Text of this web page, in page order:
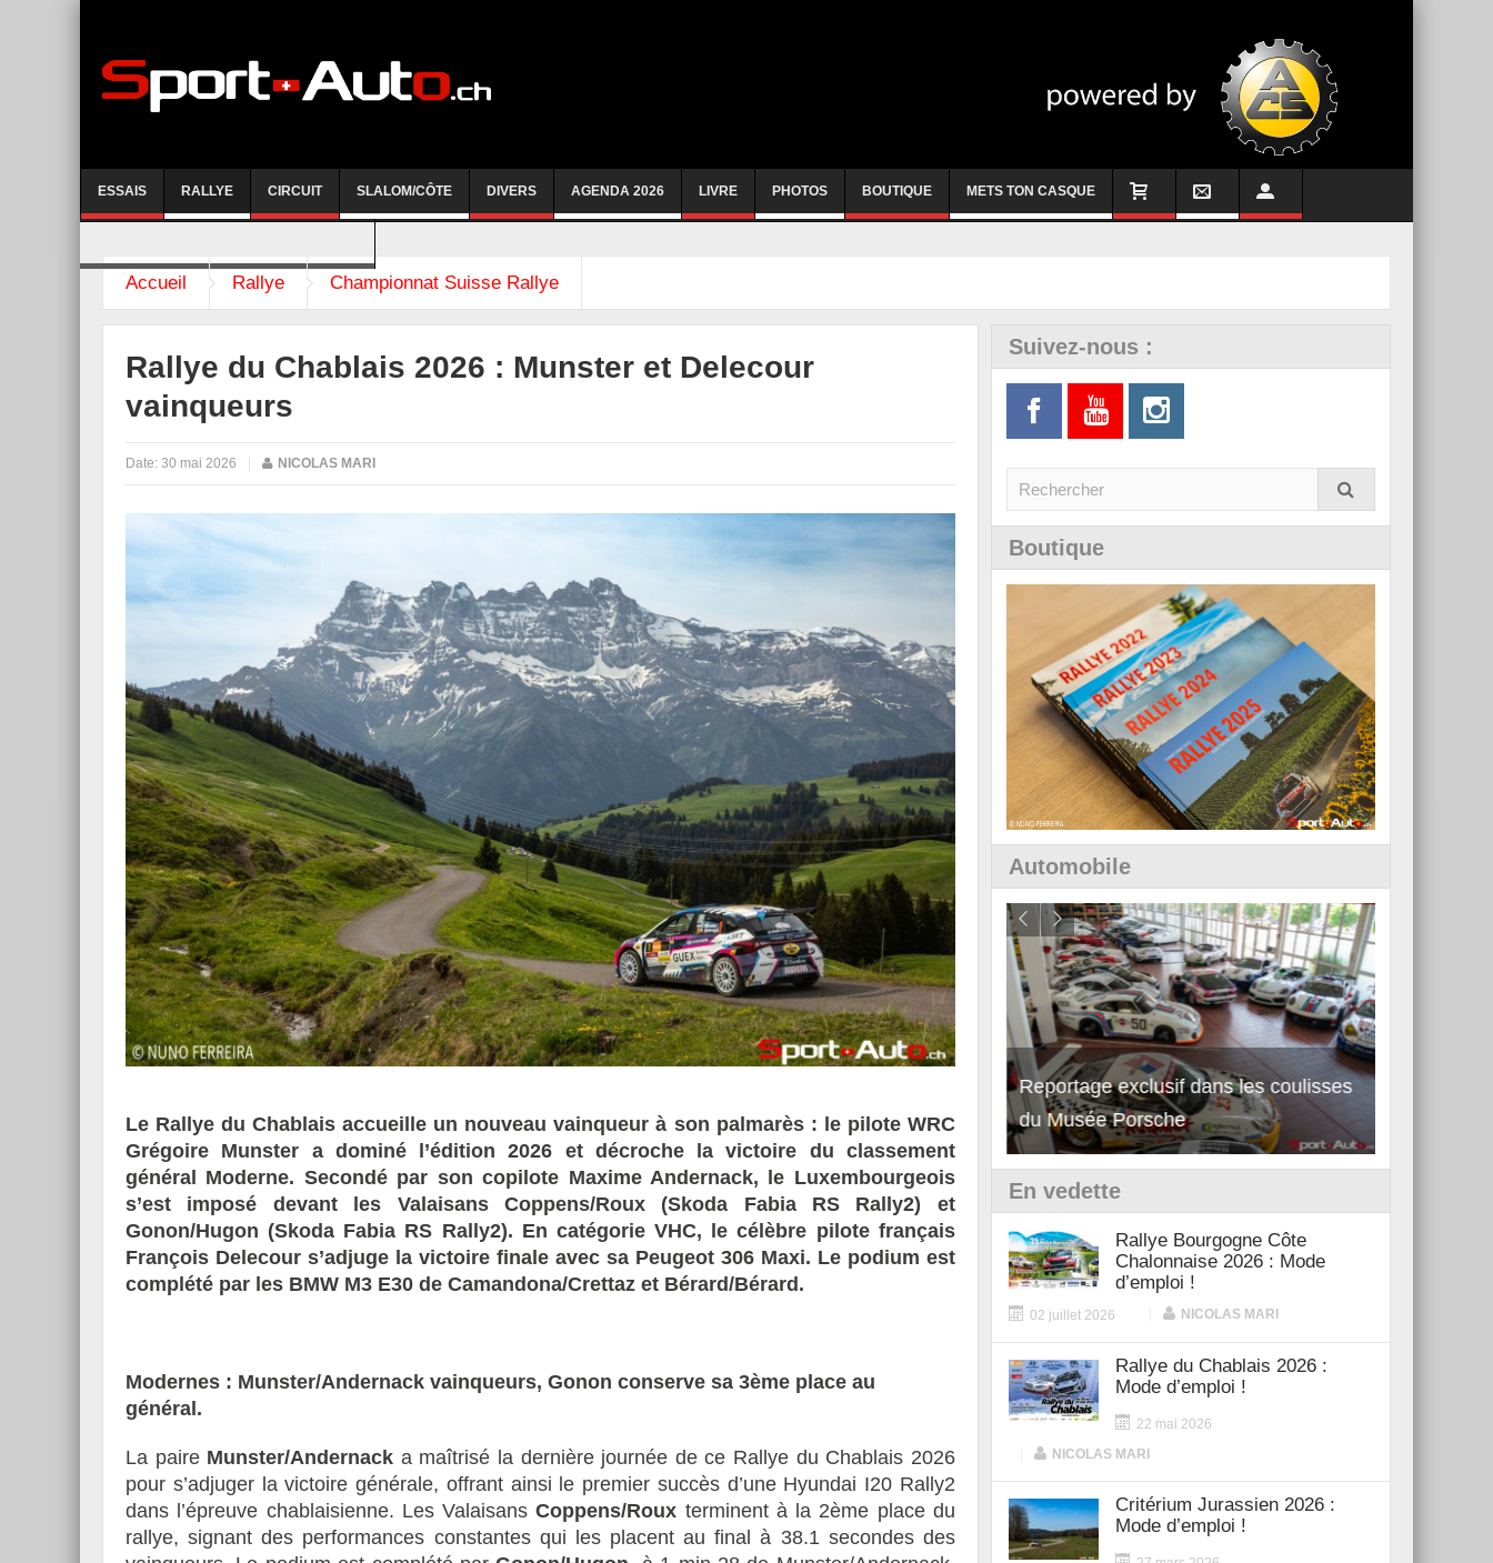
ESSAIS RALLYE CIRCUIT SLALOM/CÔTE DIVERS AGENDA 2026 LIVRE PHOTOS BOUTIQUE METS TON CASQUE
Accueil Rallye Championnat Suisse Rallye
Rallye du Chablais 2026 : Munster et Delecour
vainqueurs
Date: 30 mai 2026 NICOLAS MARI
Le Rallye du Chablais accueille un nouveau vainqueur à son palmarès : le pilote WRC
Grégoire Munster a dominé l’édition 2026 et décroche la victoire du classement
général Moderne. Secondé par son copilote Maxime Andernack, le Luxembourgeois
s’est imposé devant les Valaisans Coppens/Roux (Skoda Fabia RS Rally2) et
Gonon/Hugon (Skoda Fabia RS Rally2). En catégorie VHC, le célèbre pilote français
François Delecour s’adjuge la victoire finale avec sa Peugeot 306 Maxi. Le podium est
complété par les BMW M3 E30 de Camandona/Crettaz et Bérard/Bérard.
Modernes : Munster/Andernack vainqueurs, Gonon conserve sa 3ème place au
général.
La paire Munster/Andernack a maîtrisé la dernière journée de ce Rallye du Chablais 2026
pour s’adjuger la victoire générale, offrant ainsi le premier succès d’une Hyundai I20 Rally2
dans l’épreuve chablaisienne. Les ValaisansCoppens/Roux terminent à la 2ème place du
rallye, signant des performances constantes qui les placent au final à 38.1 secondes des
Suivez-nous :
Boutique
Automobile
Essai – Morgan Supersport
du Musée Porsche
Découverte de la nouvelle Ferrari
12Cilindri Manuale
En vedette
Rallye Bourgogne Côte
Chalonnaise 2026 : Mode
d’emploi !
02 juillet 2026 NICOLAS MARI
Rallye du Chablais 2026 :
Mode d’emploi !
22 mai 2026
NICOLAS MARI
Critérium Jurassien 2026 :
Mode d’emploi !